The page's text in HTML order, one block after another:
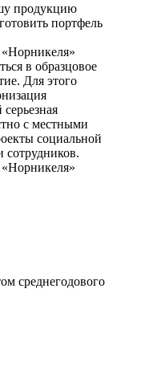
продукцию
портфель
в образцовое
Для этого
с местными
социальной
сотрудников.
среднегодового